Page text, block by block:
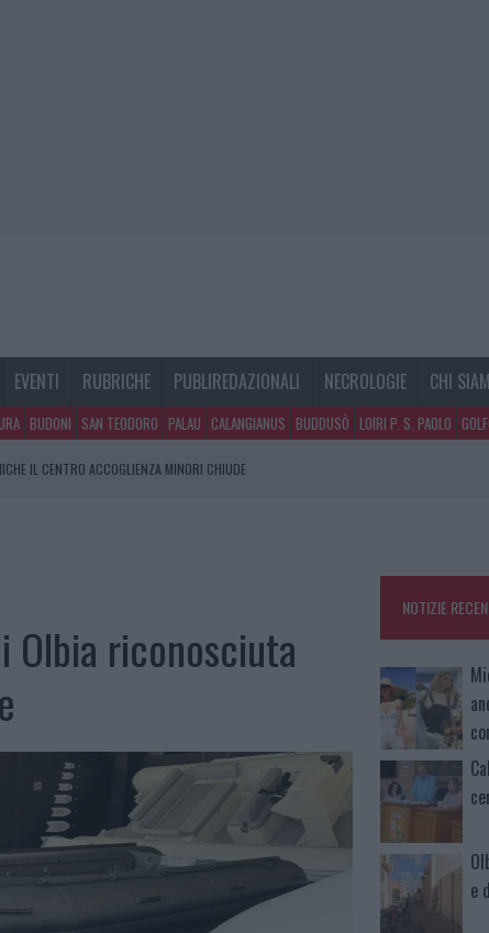
EVENTI RUBRICHE PUBLIREDAZIONALI NECROLOGIE CHI
BUDONI SAN TEODORO PALAU CALANGIANUS BUDDUSÒ LOIRI P. S. PAOLO
IL CENTRO ACCOGLIENZA MINORI CHIUDE
Olbia riconosciuta
NOTIZIE
e